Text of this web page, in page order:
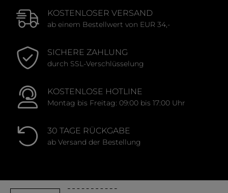
KOSTENLOSER VERSAND
ab einem Bestellwert von EUR 34,-
SICHERE ZAHLUNG
durch SSL-Verschlüsselung
KOSTENLOSE HOTLINE
Montag bis Freitag: 09:00 bis 17:00 Uhr
30 TAGE RÜCKGABE
ab Versand der Bestellung